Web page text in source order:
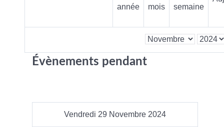
année
mois
semaine
Évènements pendant
Vendredi 29 Novembre 2024